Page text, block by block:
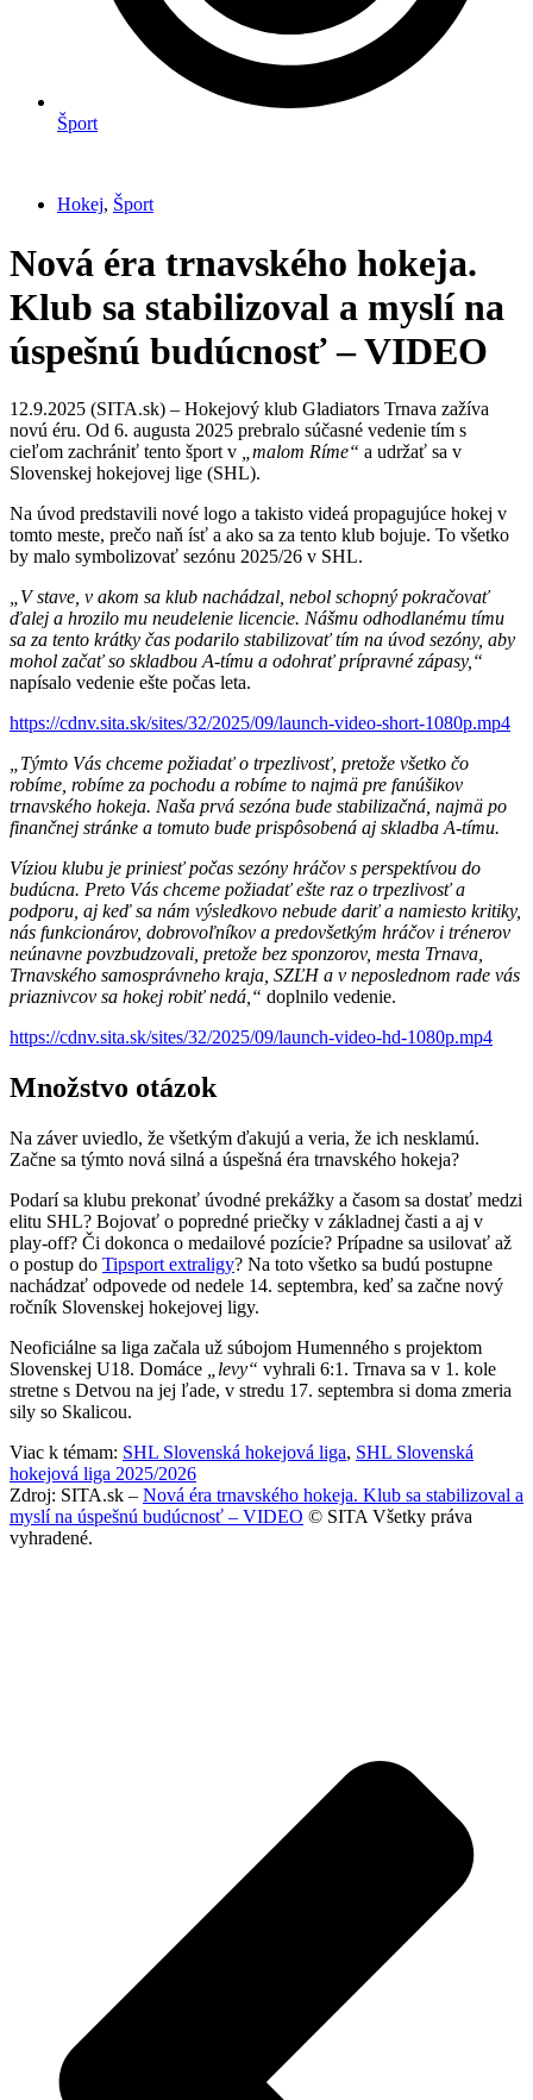
Šport
Hokej, Šport
Nová éra trnavského hokeja.
Klub sa stabilizoval a myslí na
úspešnú budúcnosť – VIDEO
12.9.2025 (SITA.sk) – Hokejový klub Gladiators Trnava zažíva
novú éru. Od 6. augusta 2025 prebralo súčasné vedenie tím s
cieľom zachrániť tento šport v
„malom Ríme“ a udržať sa v
Slovenskej hokejovej lige (SHL).
Na úvod predstavili nové logo a takisto videá propagujúce hokej v
tomto meste, prečo naň ísť a ako sa za tento klub bojuje. To všetko
by malo symbolizovať sezónu 2025/26 v SHL.
„V stave, v akom sa klub nachádzal, nebol schopný pokračovať
ďalej a hrozilo mu neudelenie licencie. Nášmu odhodlanému tímu
sa za tento krátky čas podarilo stabilizovať tím na úvod sezóny, aby
mohol začať so skladbou A-tímu a odohrať prípravné zápasy,“
napísalo vedenie ešte počas leta.
https://cdnv.sita.sk/sites/32/2025/09/launch-video-short-1080p.mp4
„Týmto Vás chceme požiadať o trpezlivosť, pretože všetko čo
robíme, robíme za pochodu a robíme to najmä pre fanúšikov
trnavského hokeja. Naša prvá sezóna bude stabilizačná, najmä po
finančnej stránke a tomuto bude prispôsobená aj skladba A-tímu.
Víziou klubu je priniesť počas sezóny hráčov s perspektívou do
budúcna. Preto Vás chceme požiadať ešte raz o trpezlivosť a
podporu, aj keď sa nám výsledkovo nebude dariť a namiesto kritiky,
nás funkcionárov, dobrovoľníkov a predovšetkým hráčov i trénerov
neúnavne povzbudzovali, pretože bez sponzorov, mesta Trnava,
Trnavského samosprávneho kraja, SZĽH a v neposlednom rade vás
priaznivcov sa hokej robiť nedá,“ doplnilo vedenie.
https://cdnv.sita.sk/sites/32/2025/09/launch-video-hd-1080p.mp4
Množstvo otázok
Na záver uviedlo, že všetkým ďakujú a veria, že ich nesklamú.
Začne sa týmto nová silná a úspešná éra trnavského hokeja?
Podarí sa klubu prekonať úvodné prekážky a časom sa dostať medzi
elitu SHL? Bojovať o popredné priečky v základnej časti a aj v
play-off? Či dokonca o medailové pozície? Prípadne sa usilovať až
o postup do Tipsport extraligy? Na toto všetko sa budú postupne
nachádzať odpovede od nedele 14. septembra, keď sa začne nový
ročník Slovenskej hokejovej ligy.
Neoficiálne sa liga začala už súbojom Humenného s projektom
Slovenskej U18. Domáce
„levy“ vyhrali 6:1. Trnava sa v 1. kole
stretne s Detvou na jej ľade, v stredu 17. septembra si doma zmeria
sily so Skalicou.
Viac k témam: SHL Slovenská hokejová liga, SHL Slovenská
hokejová liga 2025/2026
Zdroj: SITA.sk – Nová éra trnavského hokeja. Klub sa stabilizoval a
myslí na úspešnú budúcnosť – VIDEO © SITA Všetky práva
vyhradené.